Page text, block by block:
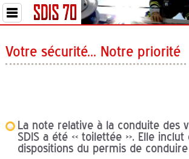
Votre sécurité... Notre priorité
La note relative à la conduite des
SDIS a été « toilettée ». Elle inclut
dispositions du permis de